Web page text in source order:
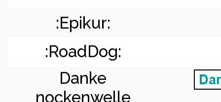
:Epikur:
:RoadDog:
Danke
nockenwelle